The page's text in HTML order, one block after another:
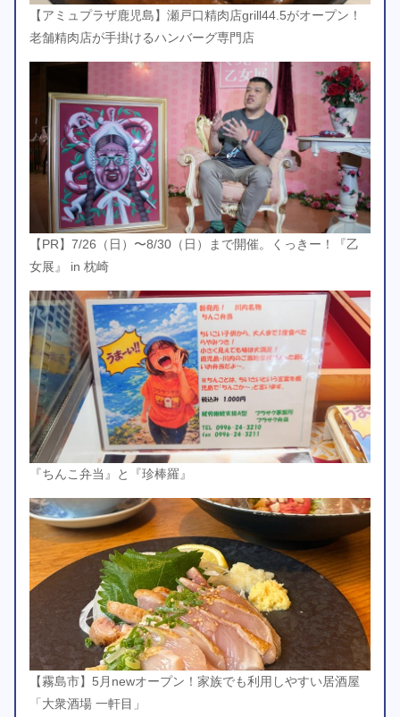
【アミュプラザ鹿児島】瀬戸口精肉店grill44.5がオープン！
老舗精肉店が手掛けるハンバーグ専門店
【PR】7/26（日）〜8/30（日）まで開催。くっきー！『乙
女展』 in 枕崎
『ちんこ弁当』と『珍棒羅』
【霧島市】5月newオープン！家族でも利用しやすい居酒屋
「大衆酒場 一軒目」